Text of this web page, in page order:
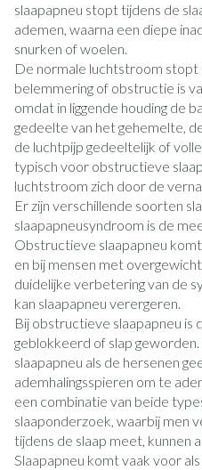
slaapapneu stopt tijdens de
ademen, waarna een diepe
snurken of woelen.
De normale luchtstroom stopt
belemmering of obstructie is
omdat in liggende houding de
gedeelte van het gehemelte,
de luchtpijp gedeeltelijk of
typisch voor obstructieve
luchtstroom zich door de
Er zijn verschillende soorten
slaapapneusyndroom is de
Obstructieve slaapapneu
en bij mensen met
duidelijke verbetering van de
kan slaapapneu verergeren.
Bij obstructieve slaapapneu is
geblokkeerd of slap
slaapapneu als de hersenen
ademhalingsspieren om te
een combinatie van beide
slaaponderzoek, waarbij men
tijdens de slaap meet, kunnen
Slaapapneu komt vaak voor